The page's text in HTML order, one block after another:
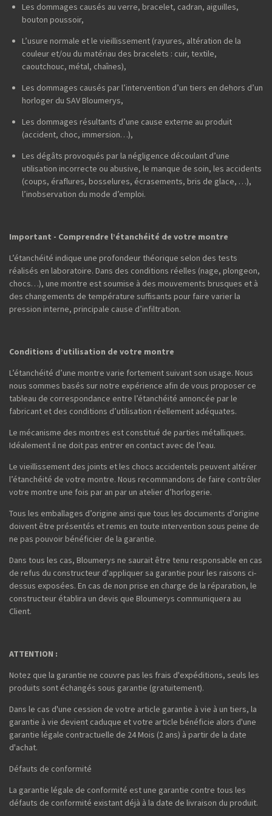
Les dommages causés au verre, bracelet, cadran, aiguilles,
bouton poussoir,
L’usure normale et le vieillissement (rayures, altération de la
couleur et/ou du matériau des bracelets : cuir, textile,
caoutchouc, métal, chaînes),
Les dommages causés par l’intervention d’un tiers en dehors d’un
horloger du SAV Bloumerys,
Les dommages résultants d’une cause externe au produit
(accident, choc, immersion…),
Les dégâts provoqués par la négligence découlant d’une
utilisation incorrecte ou abusive, le manque de soin, les accidents
(coups, éraflures, bosselures, écrasements, bris de glace, …),
l’inobservation du mode d’emploi.
Important - Comprendre l’étanchéité de votre montre
L’étanchéité indique une profondeur théorique selon des tests
réalisés en laboratoire. Dans des conditions réelles (nage, plongeon,
chocs…), une montre est soumise à des mouvements brusques et à
des changements de température suffisants pour faire varier la
pression interne, principale cause d’infiltration.
Conditions d’utilisation de votre montre
L’étanchéité d’une montre varie fortement suivant son usage. Nous
nous sommes basés sur notre expérience afin de vous proposer ce
tableau de correspondance entre l’étanchéité annoncée par le
fabricant et des conditions d’utilisation réellement adéquates.
Le mécanisme des montres est constitué de parties métalliques.
Idéalement il ne doit pas entrer en contact avec de l’eau.
Le vieillissement des joints et les chocs accidentels peuvent altérer
l’étanchéité de votre montre. Nous recommandons de faire contrôler
votre montre une fois par an par un atelier d’horlogerie.
Tous les emballages d’origine ainsi que tous les documents d’origine
doivent être présentés et remis en toute intervention sous peine de
ne pas pouvoir bénéficier de la garantie.
Dans tous les cas, Bloumerys ne saurait être tenu responsable en cas
de refus du constructeur d'appliquer sa garantie pour les raisons ci-
dessus exposées. En cas de non prise en charge de la réparation, le
constructeur établira un devis que Bloumerys communiquera au
Client.
ATTENTION :
Notez que la garantie ne couvre pas les frais d'expéditions, seuls les
produits sont échangés sous garantie (gratuitement).
Dans le cas d'une cession de votre article garantie à vie à un tiers, la
garantie à vie devient caduque et votre article bénéficie alors d'une
garantie légale contractuelle de 24 Mois (2 ans) à partir de la date
d'achat.
Défauts de conformité
La garantie légale de conformité est une garantie contre tous les
défauts de conformité existant déjà à la date de livraison du produit.